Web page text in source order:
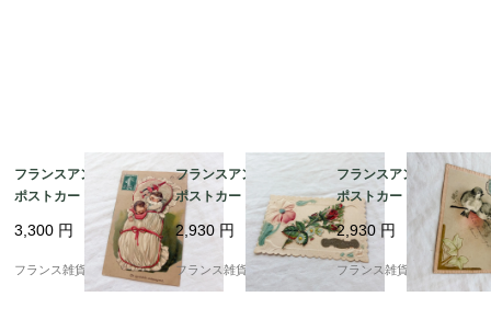
■素材：ルーサイト
■サイズ：直径約2.5cm
■年代：1930⁻40年頃
■買付け国：フランス
フランスアンティーク
ポストカード |おくるみ
に包まれた赤ちゃん ユ
ーモラスで愛らしい | 1
900年前後
3,300 円
フランス雑貨chouchou
フランスアンティーク
ポストカード | マーガ
レットや勿忘草 エンボ
ス加工（小鳥と草花）|
1900年頃（A008）
2,930 円
フランス雑貨chouchou
フランスアンティーク
ポストカード | 1906年
消印 立体エンボス加工
（小鳥と草花）| （B02
8）
2,930円
フランス雑貨chouchou